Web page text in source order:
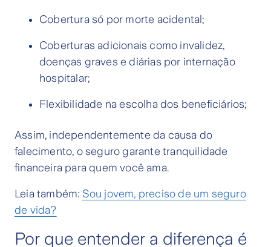
Cobertura só por morte acidental;
Coberturas adicionais como invalidez,
doenças graves e diárias por internação
hospitalar;
Flexibilidade na escolha dos beneficiários;
Assim, independentemente da causa do
falecimento, o seguro garante tranquilidade
financeira para quem você ama.
Leia também: Sou jovem, preciso de um seguro
de vida?
Por que entender a diferença é